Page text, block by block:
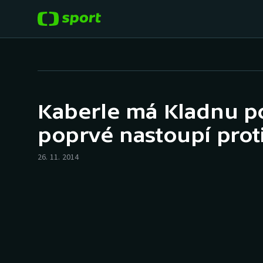
Hokej
Tenis
Baseball a softbal
Basketbal
Kaberle má Kladnu
poprvé nastoupí
26. 11. 2014